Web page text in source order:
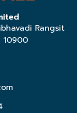
Rangsit
10900